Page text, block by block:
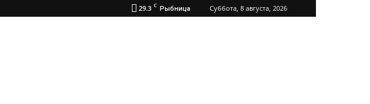
29.3 C Рыбница Суббота, 8 августа, 2026